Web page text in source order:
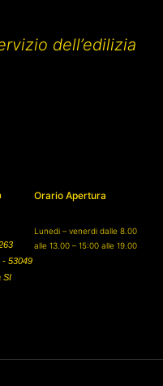
dell’edilizia
- 53049
SI
Orario Apertura
Lunedi – venerdi dalle 8.00
alle 13.00 – 15:00 alle 19.00